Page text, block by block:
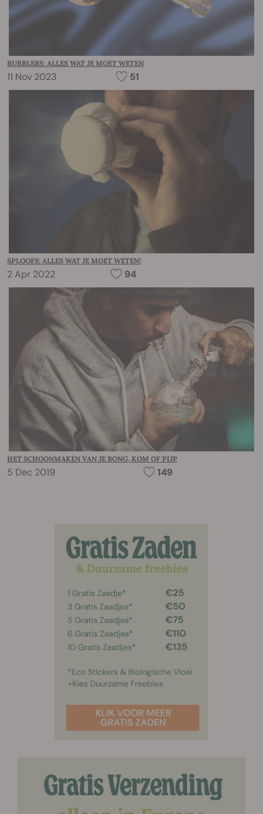
BUBBLERS: ALLES WAT JE MOET WETEN
11 Nov 2023 51
SPLOOFS: ALLES WAT JE MOET WETEN!
2 Apr 2022 94
HET SCHOONMAKEN VAN JE BONG, KOM OF PIJP
5 Dec 2019 149